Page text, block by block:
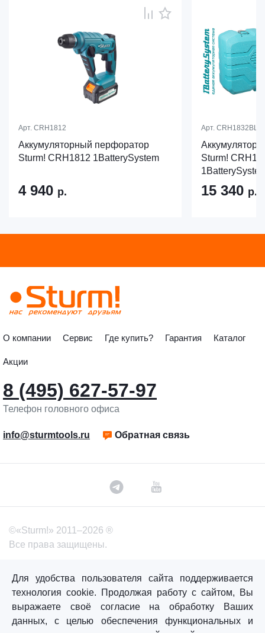
Арт. CRH1812
Аккумуляторный перфоратор
Sturm! CRH1812 1BatterySystem
4 940 р.
Арт. CRH1832BLC
Sturm!
15 340 р.
О компании Сервис Где купить? Гарантия Каталог
Акции
8 (495) 627-57-97
Телефон головного офиса
info@sturmtools.ru Обратная связь
©«Sturm!» 2011–2026 ®
Все права защищены.
Согласие на обработку персональных данных
Сравнение
Для удобства пользователя сайта поддерживается
технология cookie. Продолжая работу с сайтом, Вы
выражаете своё согласие на обработку Ваших
данных, с целью обеспечения функциональных и